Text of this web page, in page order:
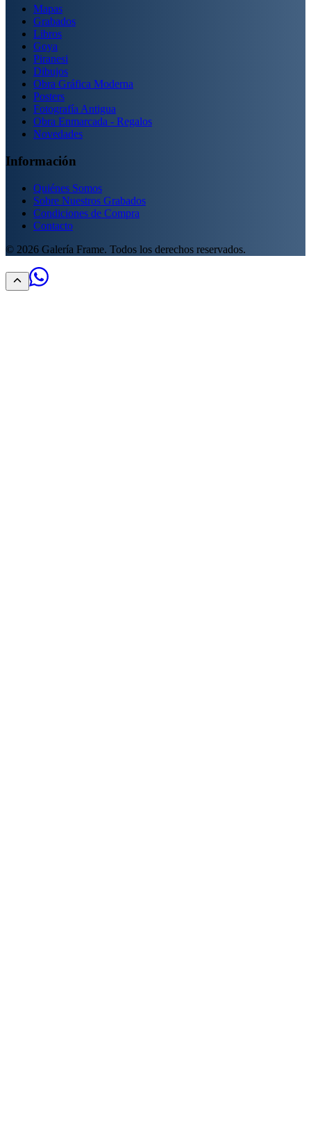
Mapas
Grabados
Libros
Goya
Piranesi
Dibujos
Obra Gráfica Moderna
Posters
Fotografía Antigua
Obra Enmarcada - Regalos
Novedades
Información
Quiénes Somos
Sobre Nuestros Grabados
Condiciones de Compra
Contacto
© 2026 Galería Frame. Todos los derechos reservados.